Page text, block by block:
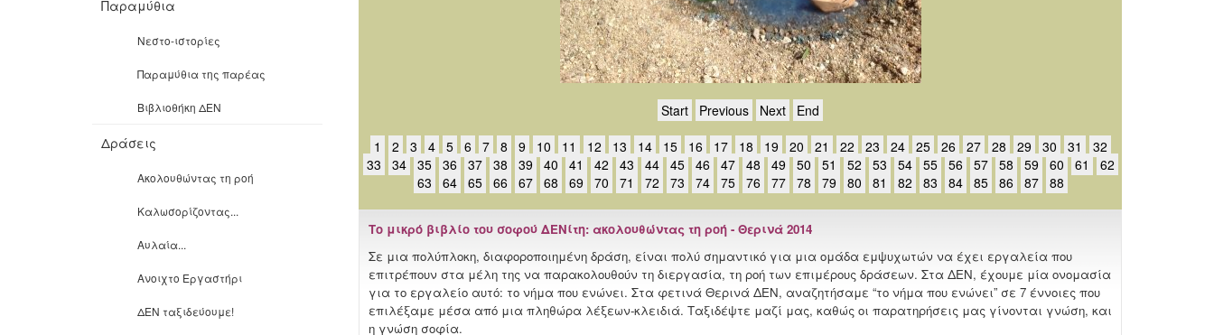
Start Previous Next
End
1
2 3 4 5 6 7 8 9 10 11 12 13 14 15 16 17 18 19 20 21 22 23 24 25 26 27 28 29 30 31
32
33
34 35 36 37 38 39 40 41 42 43 44 45 46 47 48 49 50 51 52 53 54 55 56 57 58 59 60 61
62
63
64 65 66 67 68 69 70 71 72 73 74 75 76 77 78 79 80 81 82 83 84 85 86 87 88
Το μικρό βιβλίο του σοφού ΔΕΝίτη: ακολουθώντας τη ροή - Θερινά 2014
Σε μια πολύπλοκη, διαφοροποιημένη δράση, είναι πολύ σημαντικό για μια ομάδα εμψυχωτών να έχει εργαλεία που
επιτρέπουν στα μέλη της να παρακολουθούν τη διεργασία, τη ροή των επιμέρους δράσεων. Στα ΔΕΝ, έχουμε μία ονομασία
για το εργαλείο αυτό: το νήμα που ενώνει. Στα φετινά Θερινά ΔΕΝ, αναζητήσαμε “το νήμα που ενώνει” σε 7 έννοιες που
επιλέξαμε μέσα από μια πληθώρα λέξεων-κλειδιά. Ταξιδέψτε μαζί μας, καθώς οι παρατηρήσεις μας γίνονται γνώση, και
η γνώση σοφία.
Παραμύθια
Νεστο-ιστορίες
Παραμύθια της παρέας
Βιβλιοθήκη ΔΕΝ
Δράσεις
Ακολουθώντας τη ροή
Καλωσορίζοντας...
Αυλαία...
Ανοιχτο Εργαστήρι
ΔΕΝ ταξιδεύουμε!